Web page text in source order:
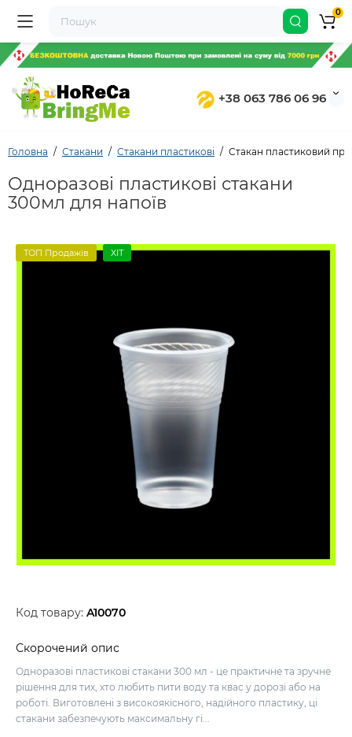
+38 063 786 06 96
0
Головна Стакани Стакани пластикові Стакан пластиковий
Одноразові пластикові стакани
300мл для напоїв
ТОП Продажів ХІТ
Код товару: A10070
Скорочений опис
Одноразові пластикові стакани 300 мл - це практичне та зручне
рішення для тих, хто любить пити воду та квас у дорозі або на
роботі. Виготовлені з високоякісного, надійного пластику, ці
стакани забезпечують максимальну гі...